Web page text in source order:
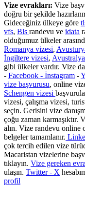
Vize evrakları: Vize
doğru bir şekilde
Gideceğiniz ülkeye göre
vfs, Bls randevu ve idata
olduğumuz ülkeler
Romanya vizesi,
İngiltere vizesi,
gibi ülkeler vardır. Vize
- Facebook - İnstagram -
vize başvurusu, online
Schengen vizesi
vizesi, çalışma vizesi,
seçin. Gerisini vize
çoğu zaman karmaşıktır.
alın. Vize randevu online
belgeler tamamlanır.
çok tercih edilen vize
Macaristan vizelerine
tıklayın. Vize gereken
ulaşın. Twitter - X
profil